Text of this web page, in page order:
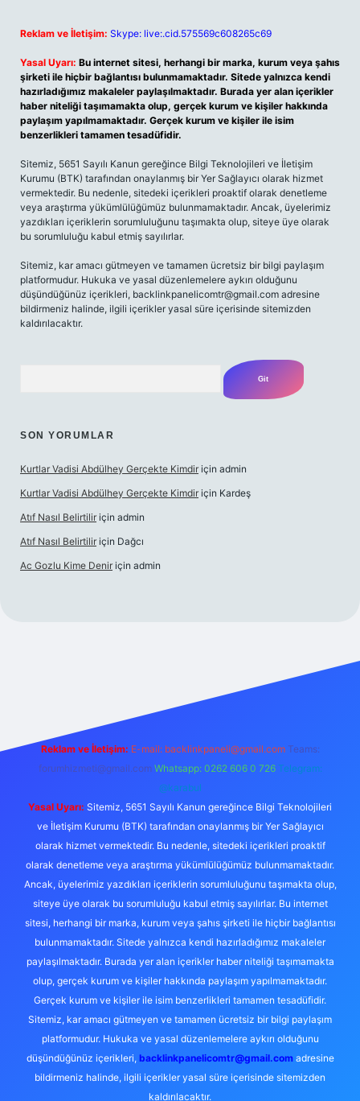
Reklam ve İletişim: Skype: live:.cid.575569c608265c69
Yasal Uyarı: Bu internet sitesi, herhangi bir marka, kurum veya şahıs
şirketi ile hiçbir bağlantısı bulunmamaktadır. Sitede yalnızca kendi
hazırladığımız makaleler paylaşılmaktadır. Burada yer alan içerikler
haber niteliği taşımamakta olup, gerçek kurum ve kişiler hakkında
paylaşım yapılmamaktadır. Gerçek kurum ve kişiler ile isim
benzerlikleri tamamen tesadüfidir.
Sitemiz, 5651 Sayılı Kanun gereğince Bilgi Teknolojileri ve İletişim
Kurumu (BTK) tarafından onaylanmış bir Yer Sağlayıcı olarak hizmet
vermektedir. Bu nedenle, sitedeki içerikleri proaktif olarak denetleme
veya araştırma yükümlülüğümüz bulunmamaktadır. Ancak, üyelerimiz
yazdıkları içeriklerin sorumluluğunu taşımakta olup, siteye üye olarak
bu sorumluluğu kabul etmiş sayılırlar.
Sitemiz, kar amacı gütmeyen ve tamamen ücretsiz bir bilgi paylaşım
platformudur. Hukuka ve yasal düzenlemelere aykırı olduğunu
düşündüğünüz içerikleri, backlinkpanelicomtr@gmail.com adresine
bildirmeniz halinde, ilgili içerikler yasal süre içerisinde sitemizden
kaldırılacaktır.
SON YORUMLAR
Kurtlar Vadisi Abdülhey Gerçekte Kimdir için admin
Kurtlar Vadisi Abdülhey Gerçekte Kimdir için Kardeş
Atıf Nasıl Belirtilir için admin
Atıf Nasıl Belirtilir için Dağcı
Ac Gozlu Kime Denir için admin
Reklam ve İletişim: E-mail: backlinkpaneli@gmail.com Teams:
forumhizmeti@gmail.com Whatsapp: 0262 606 0 726 Telegram:
@karabul
Yasal Uyarı: Sitemiz, 5651 Sayılı Kanun gereğince Bilgi Teknolojileri
ve İletişim Kurumu (BTK) tarafından onaylanmış bir Yer Sağlayıcı
olarak hizmet vermektedir. Bu nedenle, sitedeki içerikleri proaktif
olarak denetleme veya araştırma yükümlülüğümüz bulunmamaktadır.
Ancak, üyelerimiz yazdıkları içeriklerin sorumluluğunu taşımakta olup,
siteye üye olarak bu sorumluluğu kabul etmiş sayılırlar. Bu internet
sitesi, herhangi bir marka, kurum veya şahıs şirketi ile hiçbir bağlantısı
bulunmamaktadır. Sitede yalnızca kendi hazırladığımız makaleler
paylaşılmaktadır. Burada yer alan içerikler haber niteliği taşımamakta
olup, gerçek kurum ve kişiler hakkında paylaşım yapılmamaktadır.
Gerçek kurum ve kişiler ile isim benzerlikleri tamamen tesadüfidir.
Sitemiz, kar amacı gütmeyen ve tamamen ücretsiz bir bilgi paylaşım
platformudur. Hukuka ve yasal düzenlemelere aykırı olduğunu
düşündüğünüz içerikleri, backlinkpanelicomtr@gmail.comadresine
bildirmeniz halinde, ilgili içerikler yasal süre içerisinde sitemizden
kaldırılacaktır.